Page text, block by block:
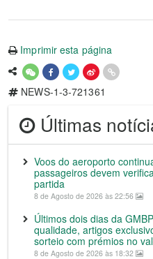
Imprimir esta página
NEWS-1-3-721361
Últimas
Voos do aeroporto
passageiros devem
partida
8 de Agosto de 2026 às 22:56
Últimos dois dias da
qualidade, artigos
sorteio com prémios no
8 de Agosto de 2026 às 18:32